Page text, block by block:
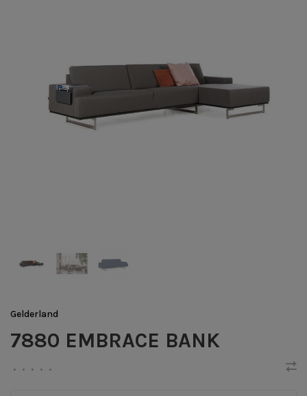
Gelderland
7880 EMBRACE BANK
• • • • •